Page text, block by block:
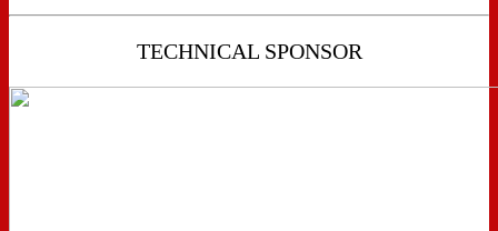
TECHNICAL SPONSOR